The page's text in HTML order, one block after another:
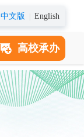
中文版 English
高校承办